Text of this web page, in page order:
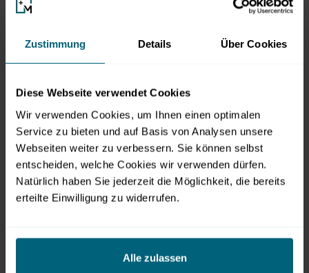
Zustimmung Details Über Cookies
Diese Webseite verwendet Cookies
Wir verwenden Cookies, um Ihnen einen optimalen
Service zu bieten und auf Basis von Analysen unsere
Webseiten weiter zu verbessern. Sie können selbst
entscheiden, welche Cookies wir verwenden dürfen.
Natürlich haben Sie jederzeit die Möglichkeit, die bereits
erteilte Einwilligung zu widerrufen.
Alle zulassen
TMK Straßwalchen
© MZS/Wildbild
jetzt herunterladen